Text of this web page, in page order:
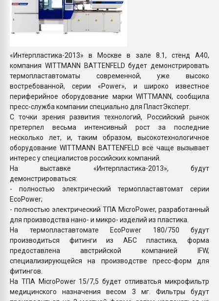
«Интерпластика-2013» в Москве в зале 8.1, стенд А40,
компания WITTMANN BATTENFELD будет демонстрировать
термопластавтоматы современной, уже высоко
востребованной, серии «Power», и широко известное
периферийное оборудование марки WITTMANN, сообщила
пресс-служба компании специально для ПластЭксперт.
С точки зрения развития технологий, Российский рынок
претерпел весьма интенсивный рост за последние
несколько лет, и, таким образом, высокотехнологичное
оборудование WITTMANN BATTENFELD всё чаще вызывает
интерес у специалистов российских компаний.
На выставке «Интерпластика-2013», будут
демонстрироваться:
- полностью электрический термопластавтомат серии
EcoPower;
- полностью электрический ТПА MicroPower, разработанный
для производства нано- и микро- изделий из пластика.
На термопластавтомате EcoPower 180/750 будут
производиться фитинги из АБС пластика, форма
предоставлена австрийской компанией IFW,
специализирующейся на производстве пресс-форм для
фитингов.
На ТПА MicroPower 15/7,5 будет отливатсья микрофильтр
медицинского назначения весом 3 мг. Фильтры будут